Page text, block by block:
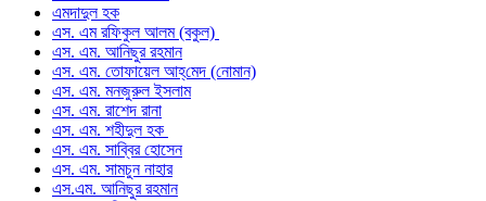
এমদাদুল হক
এস. এম রফিকুল আলম (বকুল)
এস. এম. আনিছুর রহমান
এস. এম. তোফায়েল আহ্‌মেদ (নোমান)
এস. এম. মনজুরুল ইসলাম
এস. এম. রাশেদ রানা
এস. এম. শহীদুল হক
এস. এম. সাব্বির হোসেন
এস. এম. সামচুন নাহার
এস.এম. আনিছুর রহমান